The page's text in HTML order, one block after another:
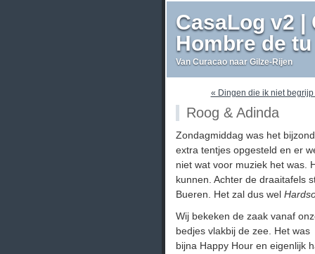
CasaLog v2 |
Hombre de tu
Van Curacao naar Gilze-Rijen
« Dingen die ik niet begrijp
Roog & Adinda
Zondagmiddag was het
extra tentjes opgesteld en er
niet wat voor muziek het was.
kunnen. Achter de draaitafels
Bueren. Het zal dus wel
Wij bekeken de zaak vanaf
bedjes vlakbij de zee. Het was
bijna Happy Hour en eigenlijk